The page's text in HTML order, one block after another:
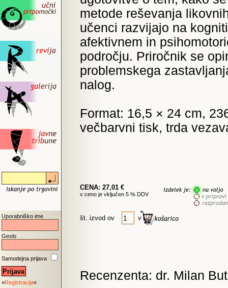
Uporabniško ime
Geslo
Samodejna prijava
»Registracija«
metode reševanja
učenci razvijajo na
afektivnem in
področju. Priročnik se
problemskega
nalog.
Format: 16,5 × 24 cm,
večbarvni tisk, trda
CENA: 27,01 €
v ceno je vključen 5 % DDV
št. izvod ov
Recenzenta: dr. Milan